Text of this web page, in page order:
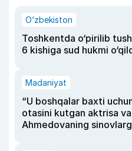
O‘zbekiston
Toshkentda o‘pirilib
6 kishiga sud hukmi
Madaniyat
“U boshqalar baxti
otasini kutgan aktrisa
Ahmedovaning